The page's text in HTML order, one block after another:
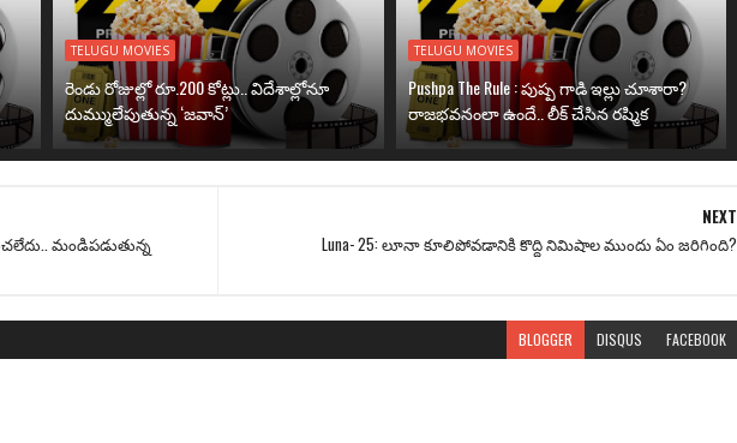
TELUGU MOVIES
రెండు రోజుల్లో రూ.200 కోట్లు.. విదేశాల్లోనూ
దుమ్ములేపుతున్న ‘జవాన్’
TELUGU MOVIES
Pushpa The Rule : పుష్ప గాడి ఇల్లు చూశారా?
రాజభవనంలా ఉందే.. లీక్ చేసిన రష్మిక
NEXT
Luna- 25: లూనా కూలిపోవడానికి కొద్ది నిమిషాల ముందు ఏం జరిగింది?
మండిపడుతున్న
BLOGGER DISQUS FACEBOOK